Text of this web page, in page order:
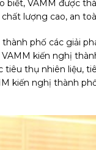
biết, VAMM được
lượng cao, an
phố các giải
kiến nghị
thụ nhiên liệu,
kiến nghị thành